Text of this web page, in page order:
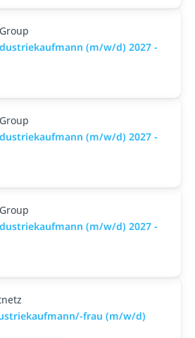
(m/w/d) 2027 -
(m/w/d) 2027 -
(m/w/d) 2027 -
frau (m/w/d)